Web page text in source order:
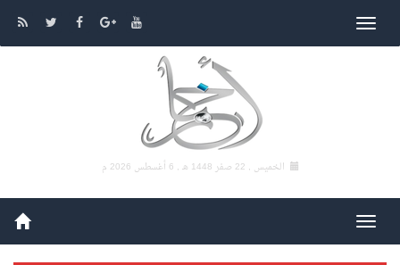
الخميس , 22 صفر 1448 هـ , 6 أغسطس 2026 م